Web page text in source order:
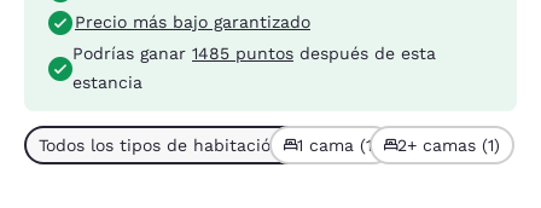
Precio más bajo garantizado
Podrías ganar 1485 puntos después de esta
estancia
Todos los tipos de habitación (2)1 cama (1) 2+ camas (1)